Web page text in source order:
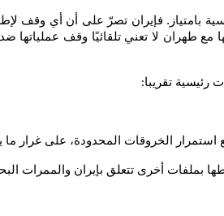
فإيران تصرّ على أن أي وقف
طهران لا تعني تلقائيًا وقف عملياتها
رئيسية تقريبا:
استمرار الخروقات المحدودة، على غرار
أخرى تتعلق بإيران والممرات